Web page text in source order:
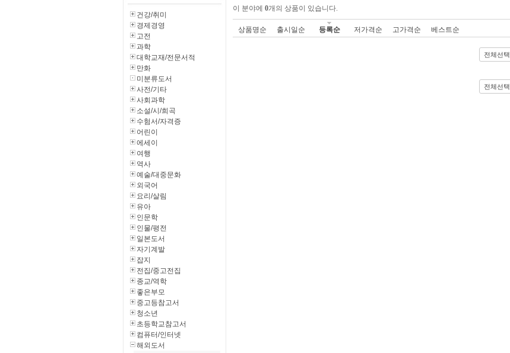
이 분야에 0개의 상품이 있습니다.
상품명순 출시일순 등록순 저가격순 고가격순 베스트순
전체선택
전체선택
건강/취미
경제경영
고전
과학
대학교재/전문서적
만화
미분류도서
사전/기타
사회과학
소설/시/희곡
수험서/자격증
어린이
에세이
여행
역사
예술/대중문화
외국어
요리/살림
유아
인문학
인물/평전
일본도서
자기계발
잡지
전집/중고전집
종교/역학
좋은부모
중고등참고서
청소년
초등학교참고서
컴퓨터/인터넷
해외도서